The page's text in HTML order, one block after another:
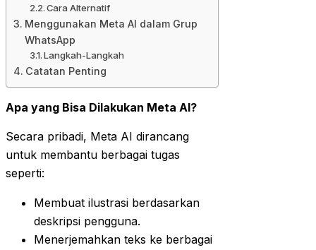
Cara Alternatif
Menggunakan Meta AI dalam Grup
WhatsApp
Langkah-Langkah
Catatan Penting
Apa yang Bisa Dilakukan Meta AI?
Secara pribadi, Meta AI dirancang
untuk membantu berbagai tugas
seperti:
Membuat ilustrasi berdasarkan
deskripsi pengguna.
Menerjemahkan teks ke berbagai